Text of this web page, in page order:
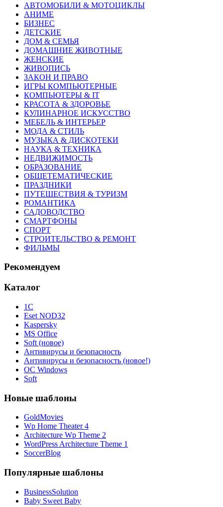
АВТОМОБИЛИ & МОТОЦИКЛЫ
АНИМЕ
БИЗНЕС
ДЕТСКИЕ
ДОМ & СЕМЬЯ
ДОМАШНИЕ ЖИВОТНЫЕ
ЖЕНСКИЕ
ЖИВОПИСЬ
ЗАКОН И ПРАВО
ИГРЫ КОМПЬЮТЕРНЫЕ
КОМПЬЮТЕРЫ & IT
КРАСОТА & ЗДОРОВЬЕ
КУЛИНАРНОЕ ИСКУССТВО
МЕБЕЛЬ & ИНТЕРЬЕР
МОДА & СТИЛЬ
МУЗЫКА & ДИСКОТЕКИ
НАУКА & ТЕХНИКА
НЕДВИЖИМОСТЬ
ОБРАЗОВАНИЕ
ОБЩЕТЕМАТИЧЕСКИЕ
ПРАЗДНИКИ
ПУТЕШЕСТВИЯ & ТУРИЗМ
РОМАНТИКА
САДОВОДСТВО
СМАРТФОНЫ
СПОРТ
СТРОИТЕЛЬСТВО & РЕМОНТ
ФИЛЬМЫ
Рекомендуем
Каталог
1С
Eset NOD32
Kaspersky
MS Office
Soft (новое)
Антивирусы и безопасность
Антивирусы и безопасность (новое!)
ОС Windows
Soft
Новые шаблоны
GoldMovies
Wp Home Theater 4
Architecture Wp Theme 2
WordPress Architecture Theme 1
SoccerBlog
Популярные шаблоны
BusinessSolution
Baby Sweet Baby